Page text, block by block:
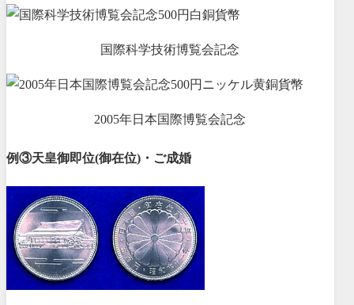
国際科学技術博覧会記念
2005年日本国際博覧会記念
例③天皇御即位(御在位)・ご成婚